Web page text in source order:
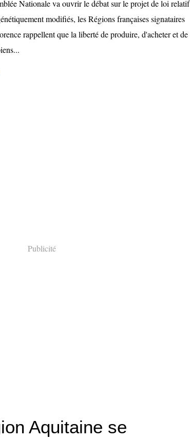
Nationale va ouvrir le débat sur le projet de loi relatif
modifiés, les Régions françaises signataires
rappellent que la liberté de produire, d'acheter et de
Publicité
Aquitaine se